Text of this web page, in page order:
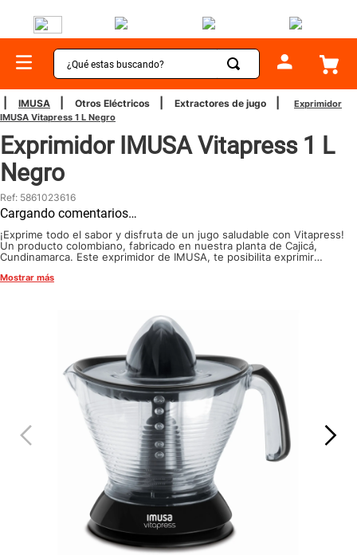
¿Qué estas buscando?
IMUSA Otros Eléctricos Extractores de jugo
Exprimidor
IMUSA Vitapress 1 L Negro
Exprimidor IMUSA Vitapress 1 L
Negro
Ref: 5861023616
Cargando comentarios…
¡Exprime todo el sabor y disfruta de un jugo saludable con Vitapress!
Un producto colombiano, fabricado en nuestra planta de Cajicá,
Cundinamarca. Este exprimidor de IMUSA, te posibilita exprimir
asegurándote excelentes resultados en tus preparaciones. Usarlo es
Mostrar más
TÉRMINOS MÁS BUSCADOS
1.
2.
bateria
5.
aspiradora
6.
ventilador
cafetera
acero inoxidable
10
caldero